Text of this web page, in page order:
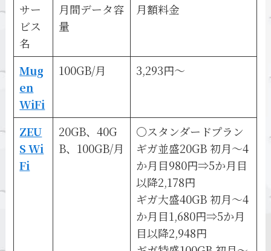
サー
ビス
名
月間データ容
量
月額料金
Mug
en
WiFi
100GB/月 3,293円～
ZEU
S Wi
Fi
20GB、40G
B、100GB/月
〇スタンダードプラン
ギガ並盛20GB 初月～4
か月目980円⇒5か月目
以降2,178円
ギガ大盛40GB 初月～4
か月目1,680円⇒5か月
目以降2,948円